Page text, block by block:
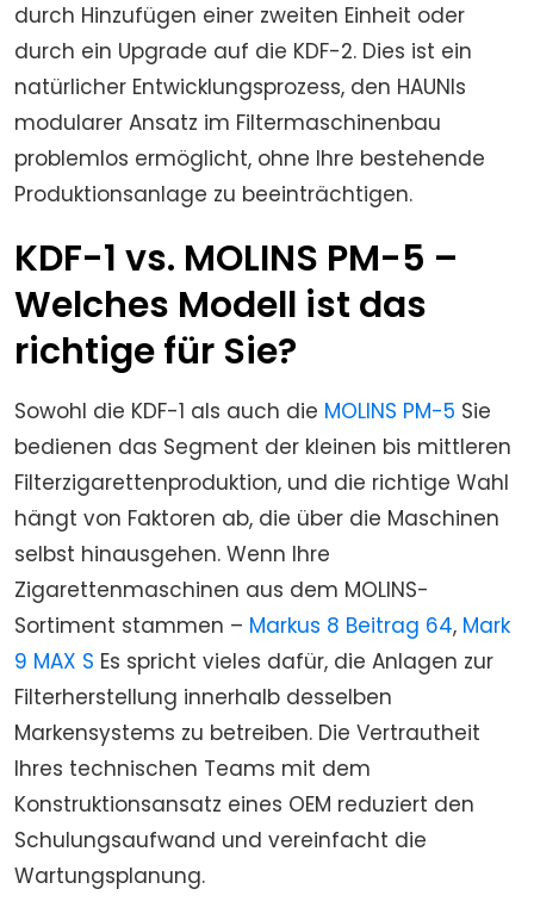
durch Hinzufügen einer zweiten Einheit oder
durch ein Upgrade auf die KDF-2. Dies ist ein
natürlicher Entwicklungsprozess, den HAUNIs
modularer Ansatz im Filtermaschinenbau
problemlos ermöglicht, ohne Ihre bestehende
Produktionsanlage zu beeinträchtigen.
KDF-1 vs. MOLINS PM-5 –
Welches Modell ist das
richtige für Sie?
Sowohl die KDF-1 als auch die MOLINS PM-5 Sie
bedienen das Segment der kleinen bis mittleren
Filterzigarettenproduktion, und die richtige Wahl
hängt von Faktoren ab, die über die Maschinen
selbst hinausgehen. Wenn Ihre
Zigarettenmaschinen aus dem MOLINS-
Sortiment stammen – Markus 8 Beitrag 64, Mark
9 MAX S Es spricht vieles dafür, die Anlagen zur
Filterherstellung innerhalb desselben
Markensystems zu betreiben. Die Vertrautheit
Ihres technischen Teams mit dem
Konstruktionsansatz eines OEM reduziert den
Schulungsaufwand und vereinfacht die
Wartungsplanung.